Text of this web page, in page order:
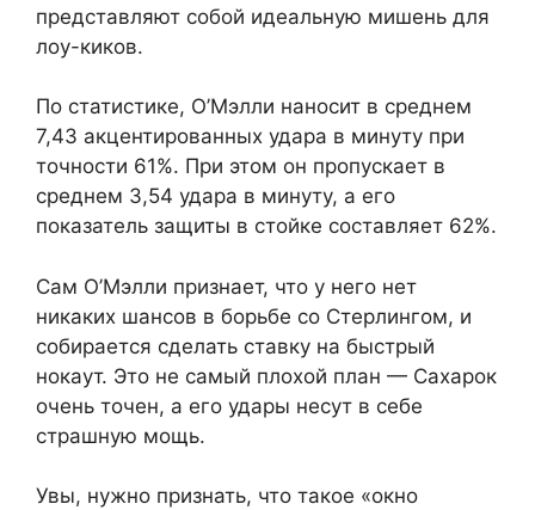
представляют собой идеальную мишень для
лоу-киков.
По статистике, О’Мэлли наносит в среднем
7,43 акцентированных удара в минуту при
точности 61%. При этом он пропускает в
среднем 3,54 удара в минуту, а его
показатель защиты в стойке составляет 62%.
Сам О’Мэлли признает, что у него нет
никаких шансов в борьбе со Стерлингом, и
собирается сделать ставку на быстрый
нокаут. Это не самый плохой план — Сахарок
очень точен, а его удары несут в себе
страшную мощь.
Увы, нужно признать, что такое «окно